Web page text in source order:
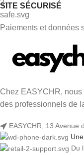
SITE SÉCURISÉ
Paiements et données
Chez EASYCHR,
des professionnels de
EASYCHR, 13 Avenue
Du